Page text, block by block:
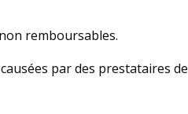
remboursables.
par des prestataires de